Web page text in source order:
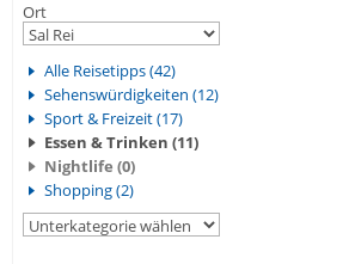
Ort
Alle Reisetipps (42)
Sehenswürdigkeiten (12)
Sport & Freizeit (17)
Essen & Trinken (11)
Nightlife (0)
Shopping (2)